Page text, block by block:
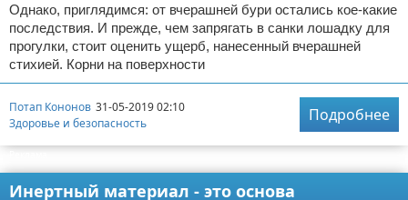
Однако, приглядимся: от вчерашней бури остались кое-какие
последствия. И прежде, чем запрягать в санки лошадку для
прогулки, стоит оценить ущерб, нанесенный вчерашней
стихией. Корни на поверхности
Потап Кононов 31-05-2019 02:10
Здоровье и безопасность
Подробнее
Инертный материал - это основа